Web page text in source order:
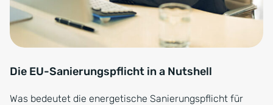
Die EU-Sanierungspflicht in a Nutshell
Was bedeutet die energetische Sanierungspflicht für